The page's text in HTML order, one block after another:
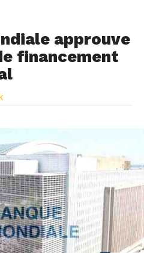
approuve
financement